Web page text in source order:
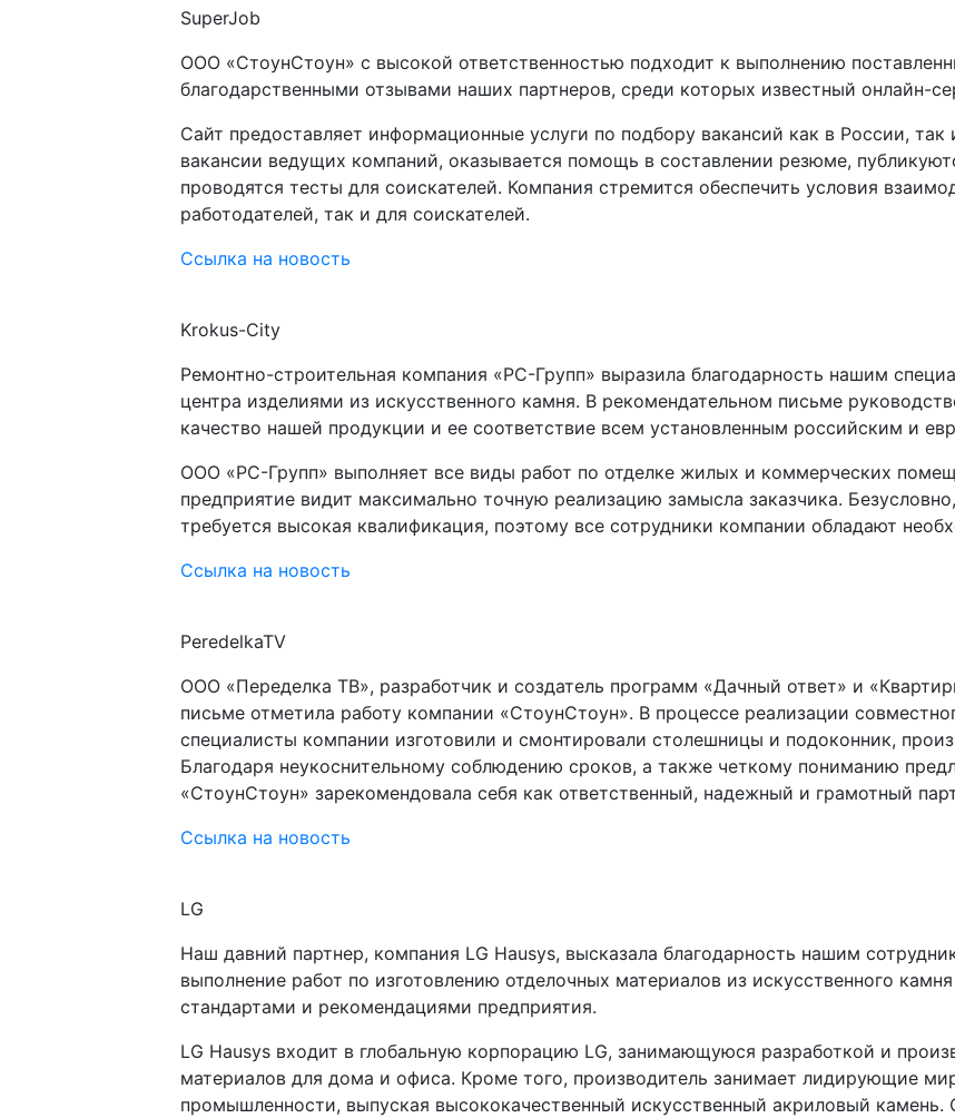
SuperJob
ООО «СтоунСтоун» с высокой ответственностью подходит к выполнению
благодарственными отзывами наших партнеров, среди которых известный онлайн-
Сайт предоставляет информационные услуги по подбору вакансий как в России,
вакансии ведущих компаний, оказывается помощь в составлении резюме,
проводятся тесты для соискателей. Компания стремится обеспечить условия
работодателей, так и для соискателей.
Ссылка на новость
Krokus-City
Ремонтно-строительная компания «РС-Групп» выразила благодарность нашим
центра изделиями из искусственного камня. В рекомендательном письме
качество нашей продукции и ее соответствие всем установленным российским и
ООО «РС-Групп» выполняет все виды работ по отделке жилых и коммерческих
предприятие видит максимально точную реализацию замысла заказчика.
требуется высокая квалификация, поэтому все сотрудники компании обладают
Ссылка на новость
PeredelkaTV
ООО «Переделка ТВ», разработчик и создатель программ «Дачный ответ» и
письме отметила работу компании «СтоунСтоун». В процессе реализации
специалисты компании изготовили и смонтировали столешницы и подоконник,
Благодаря неукоснительному соблюдению сроков, а также четкому пониманию
«СтоунСтоун» зарекомендовала себя как ответственный, надежный и грамотный
Ссылка на новость
LG
Наш давний партнер, компания LG Hausys, высказала благодарность нашим
выполнение работ по изготовлению отделочных материалов из искусственного
стандартами и рекомендациями предприятия.
LG Hausys входит в глобальную корпорацию LG, занимающуюся разработкой и
материалов для дома и офиса. Кроме того, производитель занимает лидирующие
промышленности, выпуская высококачественный искусственный акриловый камень.